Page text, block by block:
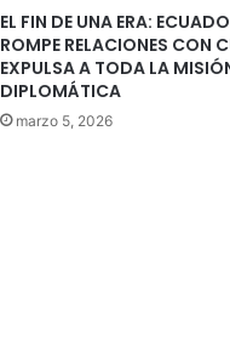
EL FIN DE UNA ERA:
ROMPE RELACIONES CON
EXPULSA A TODA LA
DIPLOMÁTICA
marzo 5, 2026